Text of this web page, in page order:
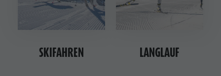
SKIFAHREN LANGLAUF